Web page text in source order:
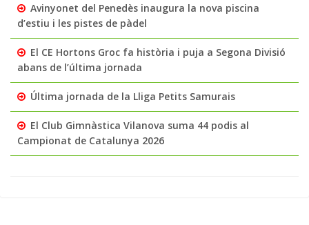
Avinyonet del Penedès inaugura la nova piscina
d’estiu i les pistes de pàdel
El CE Hortons Groc fa història i puja a Segona Divisió
abans de l’última jornada
Última jornada de la Lliga Petits Samurais
El Club Gimnàstica Vilanova suma 44 podis al
Campionat de Catalunya 2026